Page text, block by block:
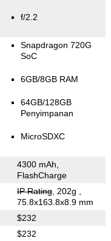
f/2.2
Snapdragon 720G
SoC
6GB/8GB RAM
64GB/128GB
Penyimpanan
MicroSDXC
4300 mAh,
FlashCharge
IP Rating, 202g
75.8x163.8x8.9 mm
$232
$232